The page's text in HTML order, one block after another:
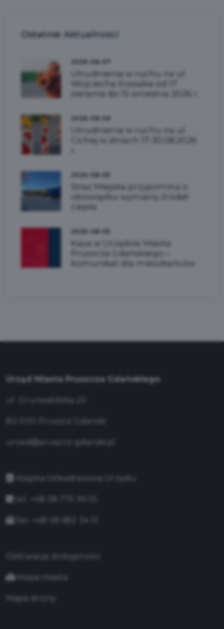
Ostatnie Aktualności
2026-08-07
Utrudnienia w ruchu na ul.
Wojciecha Kossaka od 17
sierpnia do 15 września 2026 r.
2026-08-06
Utrudnienia w ruchu na ul.
Cichej w dniach 17-30.08.2026
2026-08-05
Straż Miejska przypomina o
obowiązku wymiany źródeł
ciepła
2026-08-05
Kasa w Urzędzie Miasta
Pruszcza Gdańskiego –
komunikat dla mieszkańców
Urząd Miasta Pruszcza Gdańskiego
urzad@pruszcz-gdanski.pl
Książka teleadresowa Urzędu
Deklaracja dostępności
Mapa miasta
Mapa strony